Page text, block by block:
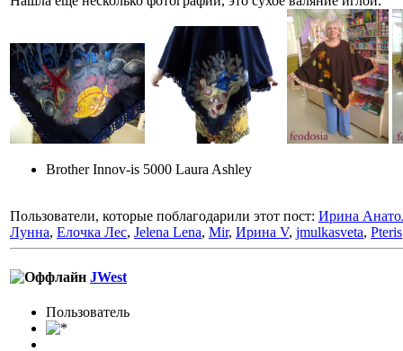
Brother Innov-is 5000 Laura Ashley
Пользователи, которые поблагодарили этот пост: Ирина
Лунна, Елочка Лес, Jelena Lena, Mir, Ирина V, jmulkasveta, Pteris
JWest
Пользовaтeль